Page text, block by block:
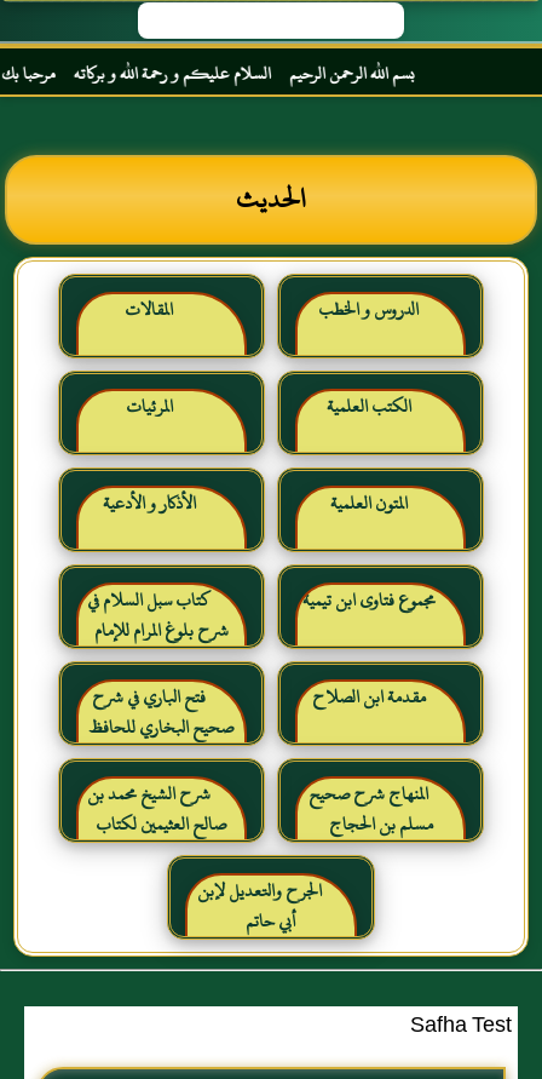
بسم الله الرحمن الرحيم السلام عليكم و رحمة الله و بركاته مرحبا بك
الحديث
الدروس و الخطب المقالات
الكتب العلمية المرئيات
المتون العلمية الأذكار و الأدعية
مجموع فتاوى ابن تيمية
كتاب سبل السلام في
شرح بلوغ المرام للإمام
الصنعاني رحمه الله
مقدمة ابن الصلاح
فتح الباري في شرح
صحيح البخاري للحافظ
ابن حجر العسقلاني
المنهاج شرح صحيح
مسلم بن الحجاج
شرح الشيخ محمد بن
صالح العثيمين لكتاب
رياض الصالحين للإمام
النووي رحمهم الله تعالىالجرح والتعديل لإبن
أبي حاتم
Safha Test